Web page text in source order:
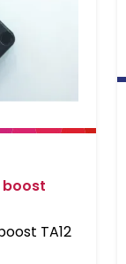
boost
TA12